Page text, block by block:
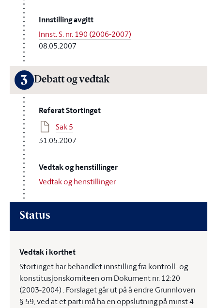
Innstilling avgitt
Innst. S. nr. 190 (2006-2007)
08.05.2007
3 Debatt og vedtak
Referat Stortinget
Sak 5
31.05.2007
Vedtak og henstillinger
Vedtak og henstillinger
Status
Vedtak i korthet
Stortinget har behandlet innstilling fra kontroll- og
konstitusjonskomiteen om Dokument nr. 12:20
(2003-2004) . Forslaget går ut på å endre Grunnloven
§ 59, ved at et parti må ha en oppslutning på minst 4